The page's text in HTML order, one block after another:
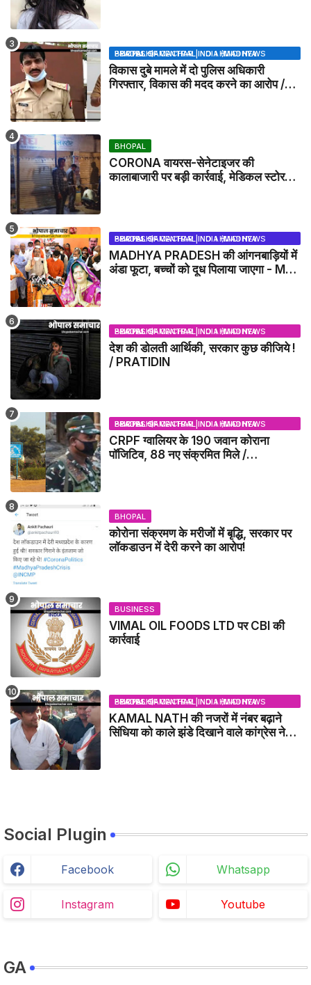
BHOPAL SAMACHAR | NO 1 HINDI NEWS PORTAL OF CENTRAL INDIA (MADHYA PRADESH)
विकास दुबे मामले में दो पुलिस अधिकारी
गिरफ्तार, विकास की मदद करने का आरोप /
BHOPAL
CORONA वायरस-सेनेटाइजर की
कालाबाजारी पर बड़ी कार्रवाई, मेडिकल स्टोर
BHOPAL SAMACHAR | NO 1 HINDI NEWS PORTAL OF CENTRAL INDIA (MADHYA PRADESH)
MADHYA PRADESH की आंगनबाड़ियों में
अंडा फूटा, बच्चों को दूध पिलाया जाएगा - MP
BHOPAL SAMACHAR | NO 1 HINDI NEWS PORTAL OF CENTRAL INDIA (MADHYA PRADESH)
देश की डोलती आर्थिकी, सरकार कुछ कीजिये !
/ PRATIDIN
BHOPAL SAMACHAR | NO 1 HINDI NEWS PORTAL OF CENTRAL INDIA (MADHYA PRADESH)
CRPF ग्वालियर के 190 जवान कोराना
पॉजिटिव, 88 नए संक्रमित मिले /
BHOPAL
कोरोना संक्रमण के मरीजों में बृद्धि, सरकार पर
लॉकडाउन में देरी करने का आरोप!
BUSINESS
VIMAL OIL FOODS LTD पर CBI की
कार्रवाई
BHOPAL SAMACHAR | NO 1 HINDI NEWS PORTAL OF CENTRAL INDIA (MADHYA PRADESH)
KAMAL NATH की नजरों में नंबर बढ़ाने
सिंधिया को काले झंडे दिखाने वाले कांग्रेस नेता
Social Plugin
Facebook Whatsapp
Instagram Youtube
GA